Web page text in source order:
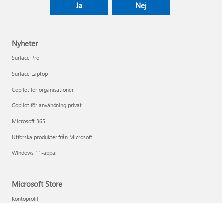
Ja Nej
Nyheter
Surface Pro
Surface Laptop
Copilot för organisationer
Copilot för användning privat
Microsoft 365
Utforska produkter från Microsoft
Windows 11-appar
Microsoft Store
Kontoprofil